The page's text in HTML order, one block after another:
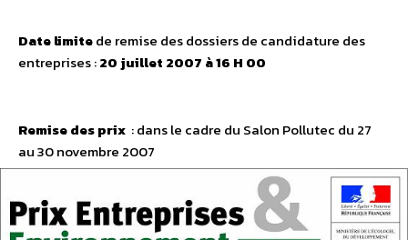
Date limitede remise des dossiers de candidature des
entreprises :20 juillet 2007 à 16 H 00
Remise des prix : dans le cadre du Salon Pollutec du 27
au 30 novembre 2007